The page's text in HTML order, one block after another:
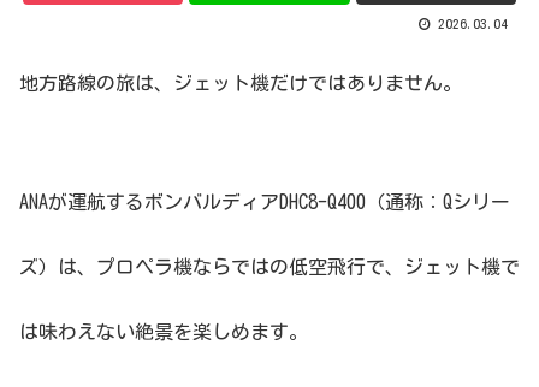
2026.03.04
地方路線の旅は、ジェット機だけではありません。
ANAが運航するボンバルディアDHC8-Q400（通称：Qシリー
ズ）は、プロペラ機ならではの低空飛行で、ジェット機で
は味わえない絶景を楽しめます。